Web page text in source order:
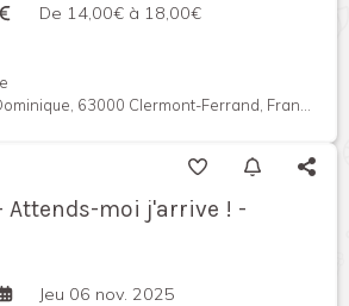
De 14,00€ à 18,00€
63000 Clermont-Ferrand, France
Attends-moi j'arrive ! -
Jeu 06 nov. 2025